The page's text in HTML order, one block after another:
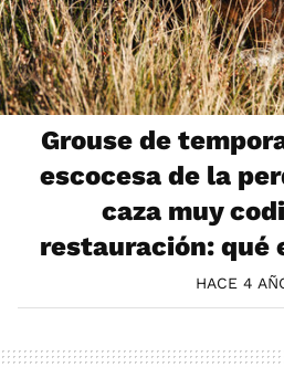
Grouse de
escocesa de la
caza muy
restauración: qué
HACE 4